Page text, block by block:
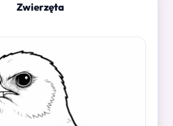
Zwierzęta